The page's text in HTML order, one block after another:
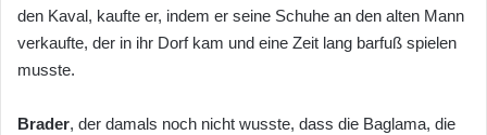
den Kaval, kaufte er, indem er seine Schuhe an den alten Mann
verkaufte, der in ihr Dorf kam und eine Zeit lang barfuß spielen
musste.
Brader, der damals noch nicht wusste, dass die Baglama, die